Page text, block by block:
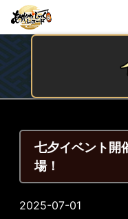
七夕イベント開
場！
2025-07-01